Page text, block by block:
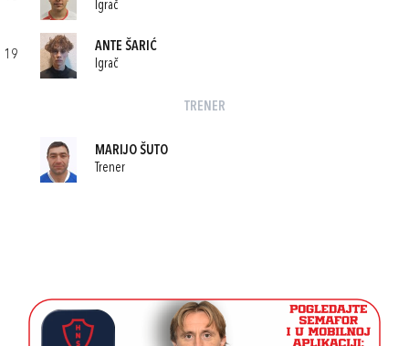
Igrač
19
ANTE ŠARIĆ
Igrač
TRENER
MARIJO ŠUTO
Trener